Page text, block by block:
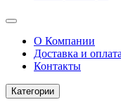
О Компании
Доставка и оплата
Контакты
Категории